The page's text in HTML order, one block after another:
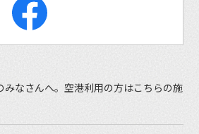
みなさんへ。空港利用の方はこちらの施